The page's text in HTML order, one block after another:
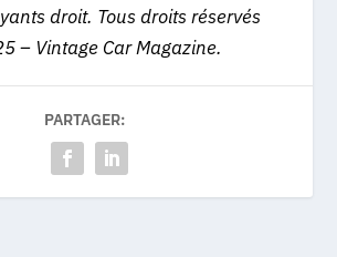
droit. Tous droits réservés
– Vintage Car Magazine.
PARTAGER: